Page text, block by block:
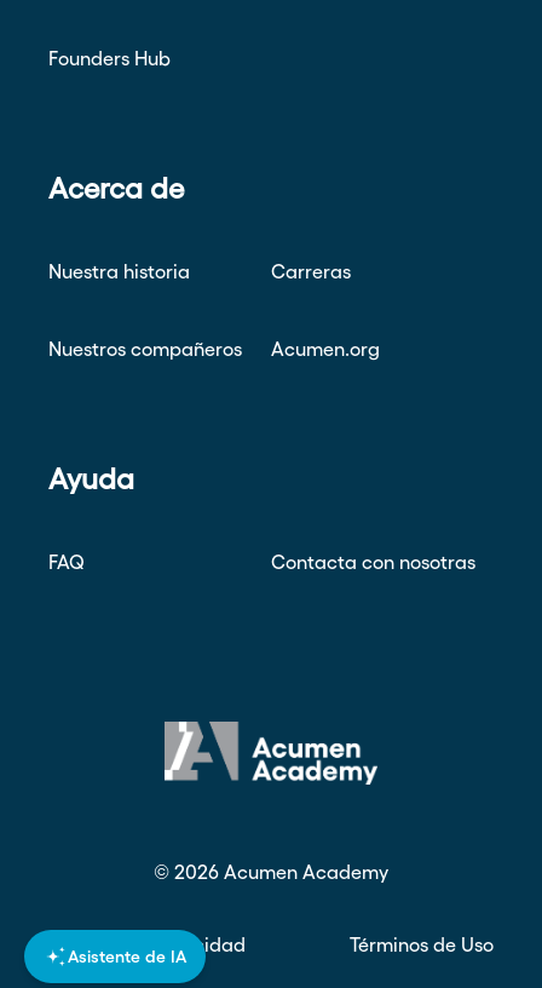
Asistente de IA
Founders Hub
Acerca de
Nuestra historia Carreras
Nuestros compañeros Acumen.org
Ayuda
FAQ Contacta con nosotras
© 2026 Acumen Academy
Política de privacidad Términos de Uso